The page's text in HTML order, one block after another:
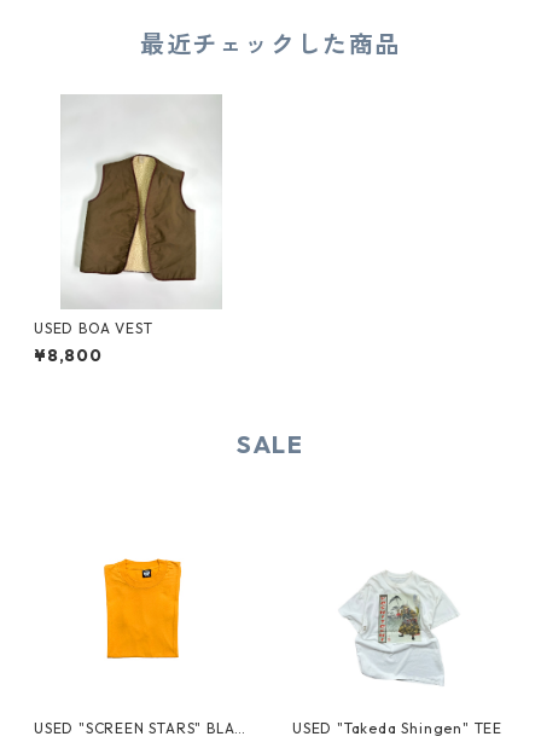
最近チェックした商品
USED BOA VEST
¥8,800
SALE
USED "SCREEN STARS" BLAN
USED "Takeda Shingen" TEE